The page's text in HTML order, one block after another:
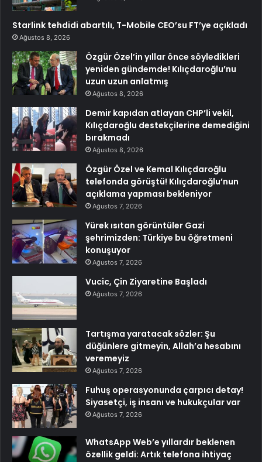
Starlink tehdidi abartılı, T-Mobile CEO’su FT’ye açıkladı
Ağustos 8, 2026
Özgür Özel’in yıllar önce söyledikleri
yeniden gündemde! Kılıçdaroğlu’nu
uzun uzun anlatmış
Ağustos 8, 2026
Demir kapıdan atlayan CHP’li vekil,
Kılıçdaroğlu destekçilerine demediğini
bırakmadı
Ağustos 8, 2026
Özgür Özel ve Kemal Kılıçdaroğlu
telefonda görüştü! Kılıçdaroğlu’nun
açıklama yapması bekleniyor
Ağustos 7, 2026
Yürek ısıtan görüntüler Gazi
şehrimizden: Türkiye bu öğretmeni
konuşuyor
Ağustos 7, 2026
Vucic, Çin Ziyaretine Başladı
Ağustos 7, 2026
Tartışma yaratacak sözler: Şu
düğünlere gitmeyin, Allah’a hesabını
veremeyiz
Ağustos 7, 2026
Fuhuş operasyonunda çarpıcı detay!
Siyasetçi, iş insanı ve hukukçular var
Ağustos 7, 2026
WhatsApp Web’e yıllardır beklenen
özellik geldi: Artık telefona ihtiyaç